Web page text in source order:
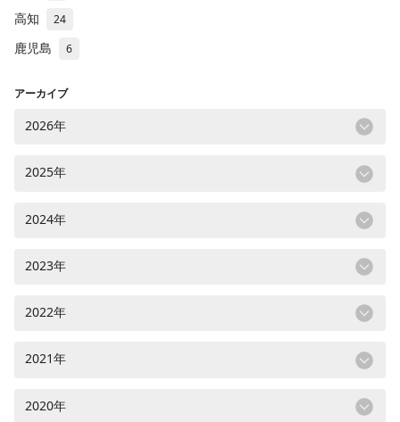
高知 24
鹿児島 6
アーカイブ
2026年
2025年
2024年
2023年
2022年
2021年
2020年